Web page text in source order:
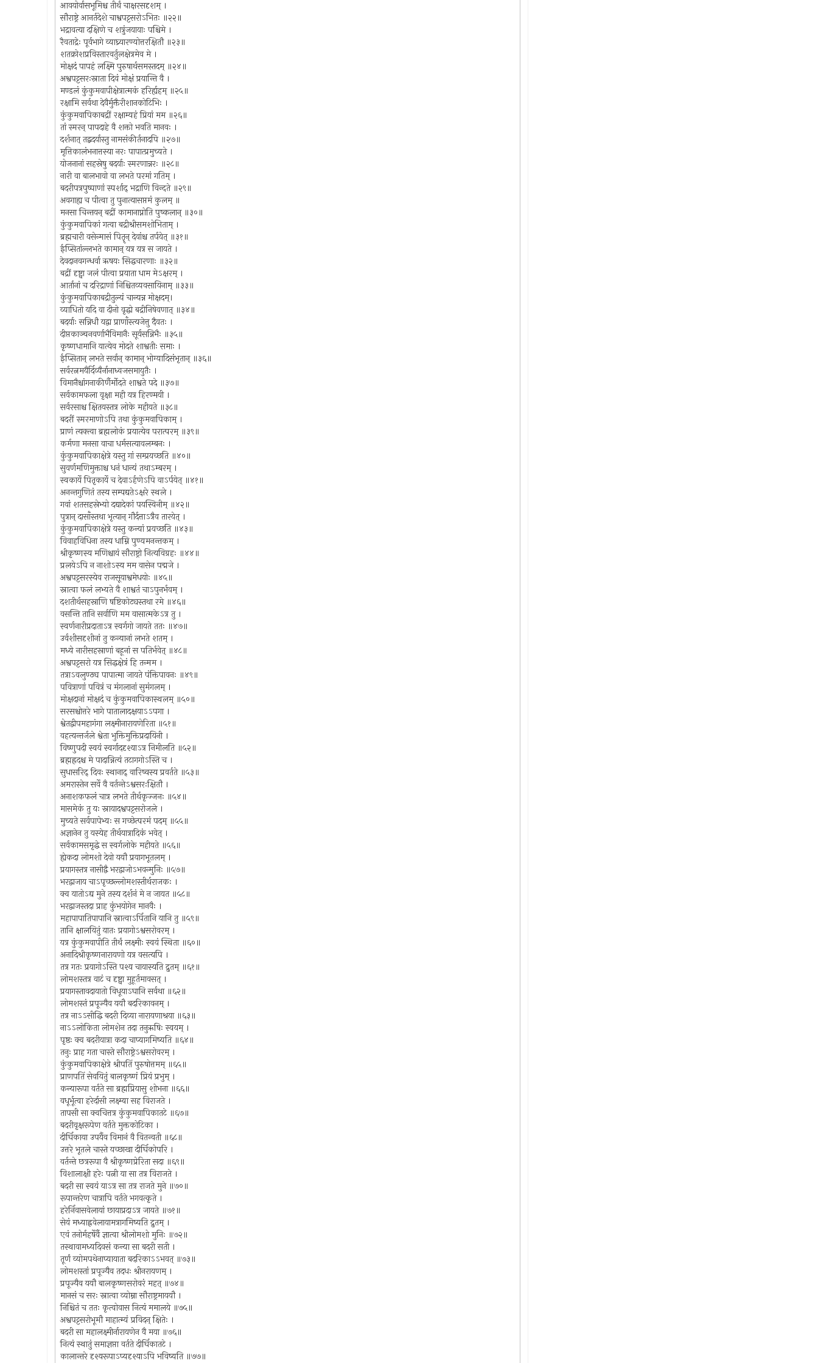
आवयोर्वासभूमिश्च तीर्थं चाक्षरसदृशम् ।
सौराष्ट्रे आनर्तदेशे चाश्वपट्टसरोऽभितः ॥२२॥
भद्रावत्या दक्षिणे च शत्रुंजयायाः पश्चिमे ।
रैवताद्रेः पूर्वभागे व्याघ्र्यारण्योत्तरक्षितौ ॥२३॥
शतक्रोशप्रविस्तारवर्तुलक्षेत्रमेव मे ।
मोक्षदं पापहं लक्ष्मि पुरुषार्थसमस्तदम् ॥२४॥
अश्वपट्टसरःस्नाता दिवं मोक्षं प्रयान्ति वै ।
मण्डलं कुंकुमवापीक्षेत्रात्मकं हरिर्ह्यहम् ॥२५॥
रक्षामि सर्वथा देवैर्मुक्तैरीशानकोटिभिः ।
कुंकुमवापिकाबद्रीं रक्षाम्यहं प्रियां मम ॥२६॥
तां स्मरन् पापदाहे वै शक्तो भवति मानवः ।
दर्शनात् तद्बदर्यास्तु नामसंकीर्तनादपि ॥२७॥
मृत्तिकालंभनात्तस्या नरः पापात्प्रमुच्यते ।
योजनानां सहस्रेषु बदर्याः स्मरणान्नरः ॥२८॥
नारी वा बालभावो वा लभते परमां गतिम् ।
बदरीपत्रपुष्पाणां स्पर्शाद् भद्राणि विन्दते ॥२९॥
अवगाह्य च पीत्वा तु पुनात्यासप्तमं कुलम् ॥
मनसा चिन्तयन् बद्रीं कामानाप्नोति पुष्कलान् ॥३०॥
कुंकुमवापिकां गत्वा बद्रीश्रीसमशोभिताम् ।
ब्रह्मचारी वसेन्मासं पितॄन् देवांश्च तर्पयेत् ॥३१॥
ईप्सितांल्लभते कामान् यत्र यत्र स जायते ।
देवदानवगन्धर्वा ऋषयः सिद्धचारणाः ॥३२॥
बद्रीं दृष्ट्वा जलं पीत्वा प्रयाता धाम मेऽक्षरम् ।
आर्तानां च दरिद्राणां निश्चितव्यवसायिनाम् ॥३३॥
कुंकुमवापिकाबद्रीतुल्यं चान्यन्न मोक्षदम्।
व्याधितो यदि वा दीनो वृद्धो बद्रीनिषेवणात् ॥३४॥
बदर्याः सन्निधौ यद्वा प्राणाँस्त्यजेत्तु दैवतः ।
दीप्तकाञ्चनवर्णाभैविमानैः सूर्यसन्निभैः ॥३५॥
कृष्णधामानि यात्येव मोदते शाश्वतीः समाः ।
ईप्सितान् लभते सर्वान् कामान् भोग्यादिसंभृतान् ॥३६॥
सर्वरत्नमयैर्दिव्यैर्नानाध्वजसमायुतैः ।
विमानैश्चांगनाकीर्णैर्मोदते शाश्वते पदे ॥३७॥
सर्वकामफला वृक्षा मही यत्र हिरण्मयी ।
सर्वरसाश्च क्षितयस्तत्र लोके महीयते ॥३८॥
बदरीं स्मरमाणोऽपि तथा कुंकुमवापिकाम् ।
प्राणं त्यक्त्वा ब्रह्मलोकं प्रयात्येव परात्परम् ॥३९॥
कर्मणा मनसा वाचा धर्मसत्यावलम्बनः ।
कुंकुमवापिकाक्षेत्रे यस्तु गां सम्प्रयच्छति ॥४०॥
सुवर्णमणिमुक्ताश्च धनं धान्यं तथाऽम्बरम् ।
स्वकार्ये पितृकार्ये च देवाऽर्हणेऽपि वाऽर्पयेत् ॥४१॥
अनन्तगुणितं तस्य सम्पद्यतेऽक्षरे स्थले ।
गवां शतसहस्रेभ्यो दद्यादेकां पयस्विनीम् ॥४२॥
पुत्रान् दासाँस्तथा भृत्यान् गौर्दत्ताऽत्रैव तारयेत् ।
कुंकुमवापिकाक्षेत्रे यस्तु कन्यां प्रयच्छति ॥४३॥
विवाहविधिना तस्य धाम्नि पुण्यमनन्तकम् ।
श्रीकृष्णस्य मणिश्चायं सौराष्ट्रो नित्यविग्रहः ॥४४॥
प्रलयेऽपि न नाशोऽस्य मम वासेन पद्मजे ।
अश्वपट्टसरस्येव राजसूयाश्वमेधयोः ॥४५॥
स्नात्वा फलं लभ्यते वै शाश्वतं चाऽपुनर्भवम् ।
दशतीर्थसहस्राणि षष्टिकोट्यस्तथा रमे ॥४६॥
वसन्ति तानि सर्वाणि मम वासात्मकेऽत्र तु ।
स्वर्णनारीप्रदाताऽत्र स्वर्गगो जायते ततः ॥४७॥
उर्वशीसदृशीनां तु कन्यानां लभते शतम् ।
मध्ये नारीसहस्राणां बहूनां स पतिर्भवेत् ॥४८॥
अश्वपट्टसरो यत्र सिद्धक्षेत्रं हि तन्मम ।
तत्राऽवलुण्ठ्य पापात्मा जायते पंक्तिपावनः ॥४९॥
पवित्राणां पवित्रं च मंगलानां सुमंगलम् ।
मोक्षदानां मोक्षदं च कुंकुमवापिकास्थलम् ॥५०॥
सरसश्चोत्तरे भागे पातालादक्षयाऽऽपगा ।
श्वेतद्वीपमहागंगा लक्ष्मीनारायणेरिता ॥५१॥
वहत्यन्तर्जले श्वेता भुक्तिमुक्तिप्रदायिनी ।
विष्णुपदी स्वयं स्वर्गाददृश्याऽत्र निमीलति ॥५२॥
ब्रह्मह्रदश्च मे पादान्नित्यं तटागगोऽस्ति च ।
सुधासरिद् दिवः स्थानाद् वारिष्वस्य प्रवर्तते ॥५३॥
अमरास्तेन सर्वे वै वर्तन्तेऽश्वसरःक्षितौ ।
अनाशकफलं चात्र लभते तीर्थकृज्जनः ॥५४॥
मासमेकं तु यः स्नायादश्वपट्टसरोजले ।
मुच्यते सर्वपापेभ्यः स गच्छेत्परमं पदम् ॥५५॥
अज्ञानेन तु यस्येह तीर्थयात्रादिकं भवेत् ।
सर्वकामसमृद्धे स स्वर्गलोके महीयते ॥५६॥
ह्येकदा लोमशो देवो ययौ प्रयागभूतलम् ।
प्रयागस्तत्र नासीद्वै भरद्वाजोऽभवन्मुनिः ॥५७॥
भरद्वाजाय चाऽपृच्छल्लोमशस्तीर्थराजकः ।
क्व यातोऽद्य मुने तस्य दर्शनं मे न जायत ॥५८॥
भरद्वाजस्तदा प्राह कुंभयोगेन मानवैः ।
महापापातिपापानि स्नात्वाऽर्पितानि यानि तु ॥५९॥
तानि क्षालयितुं यातः प्रयागोऽश्वसरोवरम् ।
यत्र कुंकुमवापीति तीर्थं लक्ष्मीः स्वयं स्थिता ॥६०॥
अनादिश्रीकृष्णनारायणो यत्र वसत्यपि ।
तत्र गतः प्रयागोऽस्ति पश्य चायास्यति द्रुतम् ॥६१॥
लोमशस्तत्र वाटं च दृष्ट्वा मुहूर्तमावसत् ।
प्रयागस्तावदायातो विधूयाऽघानि सर्वथा ॥६२॥
लोमशस्तं प्रपूज्यैव ययौ बदरिकावनम् ।
तत्र नाऽऽसीद्धि बदरी दिव्या नारायणाश्रया ॥६३॥
नाऽऽलोकिता लोमशेन तदा तनुऋषिः स्वयम् ।
पृष्ठः क्व बदरीयात्रा कदा चाप्यागमिष्यति ॥६४॥
तनुः प्राह गता चास्ते सौराष्ट्रेऽश्वसरोवरम् ।
कुंकुमवापिकाक्षेत्रे श्रीपतिं पुरुषोत्तमम् ॥६५॥
प्राणपतिं सेवयितुं बालकृष्णं प्रियं प्रभुम् ।
कन्यारूपा वर्तते सा ब्रह्मप्रियासु शोभना ॥६६॥
वधूर्भूत्वा हरेर्दासी लक्ष्म्या सह विराजते ।
तापसी सा क्वचित्तत्र कुंकुमवापिकातटे ॥६७॥
बदरीवृक्षरूपेण वर्तते मुक्तकोटिका ।
दीर्घिकाया उपर्यैव विमानं वै वितन्वती ॥६८॥
उत्तरे भूतले चास्ते यच्छाखा दीर्घिकोपरि ।
वर्तन्ते छत्ररूपा वै श्रीकृष्णप्रेरिता सदा ॥६९॥
विशालाक्षी हरेः पत्नी या सा तत्र विराजते ।
बदरी सा स्वयं याऽत्र सा तत्र राजते मुने ॥७०॥
रूपान्तरेण चात्रापि वर्तते भगवत्कृते ।
हरेर्निवासवेलायां छायाप्रदाऽत्र जायते ॥७१॥
सेयं मध्याह्नवेलायामत्रागमिष्यति द्रुतम् ।
एवं तनोर्महर्षेर्वै ज्ञात्वा श्रीलोमशो मुनिः ॥७२॥
तस्थावामध्यदिवसं कन्या सा बदरी सती ।
तूर्णं व्योमपथेनाप्यायाता बदरिकाऽऽभवत् ॥७३॥
लोमशस्तां प्रपूज्यैव तदधः श्रीनरायणम् ।
प्रपूज्यैव ययौ बालकृष्णसरोवरं महत् ॥७४॥
मानसं च सरः स्नात्वा व्योम्ना सौराष्ट्रमाययौ ।
निश्चितं च ततः कृत्वोवास नित्यं ममालये ॥७५॥
अश्वपट्टसरोभूमौ माहात्म्यं प्रविदन् क्षितेः ।
बदरी सा महालक्ष्मीर्नारायणेन वै मया ॥७६॥
नित्यं स्थातुं समाज्ञप्ता वर्तते दीर्घिकातटे ।
कालान्तरे दृश्यरूपाऽप्यदृश्याऽपि भविष्यति ॥७७॥